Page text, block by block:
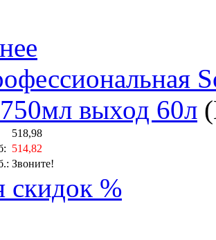
выход 60л
518,98
514,82
Звоните!
скидок %